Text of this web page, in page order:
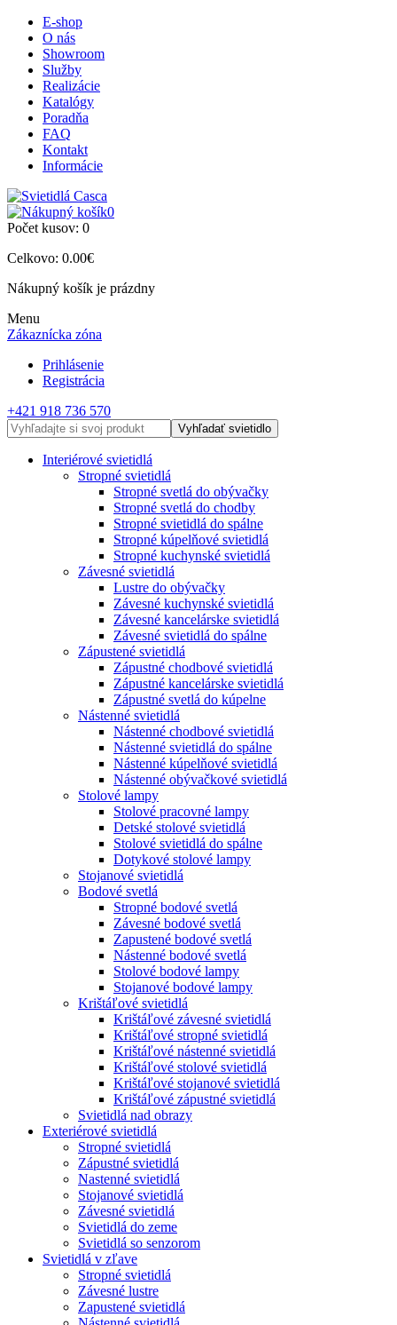
E-shop
O nás
Showroom
Služby
Realizácie
Katalógy
Poradňa
FAQ
Kontakt
Informácie
0
Počet kusov: 0
Celkovo: 0.00€
Nákupný košík je prázdny
Menu
Zákaznícka zóna
Prihlásenie
Registrácia
+421 918 736 570
Vyhľadať svietidlo
Interiérové svietidlá
Stropné svietidlá
Stropné svetlá do obývačky
Stropné svetlá do chodby
Stropné svietidlá do spálne
Stropné kúpelňové svietidlá
Stropné kuchynské svietidlá
Závesné svietidlá
Lustre do obývačky
Závesné kuchynské svietidlá
Závesné kancelárske svietidlá
Závesné svietidlá do spálne
Zápustené svietidlá
Zápustné chodbové svietidlá
Zápustné kancelárske svietidlá
Zápustné svetlá do kúpelne
Nástenné svietidlá
Nástenné chodbové svietidlá
Nástenné svietidlá do spálne
Nástenné kúpelňové svietidlá
Nástenné obývačkové svietidlá
Stolové lampy
Stolové pracovné lampy
Detské stolové svietidlá
Stolové svietidlá do spálne
Dotykové stolové lampy
Stojanové svietidlá
Bodové svetlá
Stropné bodové svetlá
Závesné bodové svetlá
Zapustené bodové svetlá
Nástenné bodové svetlá
Stolové bodové lampy
Stojanové bodové lampy
Krištáľové svietidlá
Krištáľové závesné svietidlá
Krištáľové stropné svietidlá
Krištáľové nástenné svietidlá
Krištáľové stolové svietidlá
Krištáľové stojanové svietidlá
Krištáľové zápustné svietidlá
Svietidlá nad obrazy
Exteriérové svietidlá
Stropné svietidlá
Zápustné svietidlá
Nastenné svietidlá
Stojanové svietidlá
Závesné svietidlá
Svietidlá do zeme
Svietidlá so senzorom
Svietidlá v zľave
Stropné svietidlá
Závesné lustre
Zapustené svietidlá